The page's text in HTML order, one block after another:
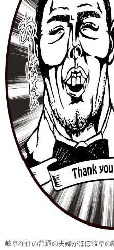
岐阜在住の普通の夫婦がほぼ岐阜